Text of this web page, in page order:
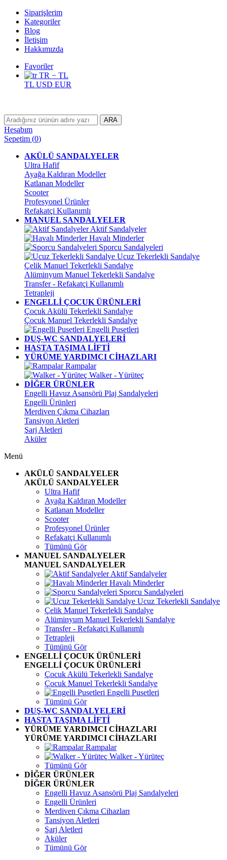
Siparişlerim
Kategoriler
Blog
İletişim
Hakkımızda
Favoriler
TR − TL
TL USD EUR
ARA
Hesabım
Sepetim (0)
AKÜLÜ SANDALYELER
Ultra Hafif
Ayağa Kaldıran Modeller
Katlanan Modeller
Scooter
Profesyonel Ürünler
Refakatçi Kullanımlı
MANUEL SANDALYELER
Aktif Sandalyeler
Havalı Minderler
Sporcu Sandalyeleri
Ucuz Tekerlekli Sandalye
Çelik Manuel Tekerlekli Sandalye
Alüminyum Manuel Tekerlekli Sandalye
Transfer - Refakatçi Kullanımlı
Tetrapleji
ENGELLİ ÇOCUK ÜRÜNLERİ
Çocuk Akülü Tekerlekli Sandalye
Çocuk Manuel Tekerlekli Sandalye
Engelli Pusetleri
DUŞ-WC SANDALYELERİ
HASTA TAŞIMA LİFTİ
YÜRÜME YARDIMCI CİHAZLARI
Rampalar
Walker - Yürüteç
DİĞER ÜRÜNLER
Engelli Havuz Asansörü Plaj Sandalyeleri
Engelli Ürünleri
Merdiven Çıkma Cihazları
Tansiyon Aletleri
Şarj Aletleri
Aküler
Menü
AKÜLÜ SANDALYELER
AKÜLÜ SANDALYELER
Ultra Hafif
Ayağa Kaldıran Modeller
Katlanan Modeller
Scooter
Profesyonel Ürünler
Refakatçi Kullanımlı
Tümünü Gör
MANUEL SANDALYELER
MANUEL SANDALYELER
Aktif Sandalyeler
Havalı Minderler
Sporcu Sandalyeleri
Ucuz Tekerlekli Sandalye
Çelik Manuel Tekerlekli Sandalye
Alüminyum Manuel Tekerlekli Sandalye
Transfer - Refakatçi Kullanımlı
Tetrapleji
Tümünü Gör
ENGELLİ ÇOCUK ÜRÜNLERİ
ENGELLİ ÇOCUK ÜRÜNLERİ
Çocuk Akülü Tekerlekli Sandalye
Çocuk Manuel Tekerlekli Sandalye
Engelli Pusetleri
Tümünü Gör
DUŞ-WC SANDALYELERİ
HASTA TAŞIMA LİFTİ
YÜRÜME YARDIMCI CİHAZLARI
YÜRÜME YARDIMCI CİHAZLARI
Rampalar
Walker - Yürüteç
Tümünü Gör
DİĞER ÜRÜNLER
DİĞER ÜRÜNLER
Engelli Havuz Asansörü Plaj Sandalyeleri
Engelli Ürünleri
Merdiven Çıkma Cihazları
Tansiyon Aletleri
Şarj Aletleri
Aküler
Tümünü Gör